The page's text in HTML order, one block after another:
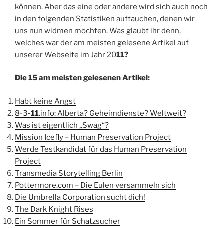
können. Aber das eine oder andere wird sich auch noch
in den folgenden Statistiken auftauchen, denen wir
uns nun widmen möchten. Was glaubt ihr denn,
welches war der am meisten gelesene Artikel auf
unserer Webseite im Jahr 2011?
Die 15 am meisten gelesenen Artikel:
Habt keine Angst
8-3-11.info: Alberta? Geheimdienste? Weltweit?
Was ist eigentlich „Swag“?
Mission Icefly – Human Preservation Project
Werde Testkandidat für das Human Preservation
Project
Transmedia Storytelling Berlin
Pottermore.com – Die Eulen versammeln sich
Die Umbrella Corporation sucht dich!
The Dark Knight Rises
Ein Sommer für Schatzsucher